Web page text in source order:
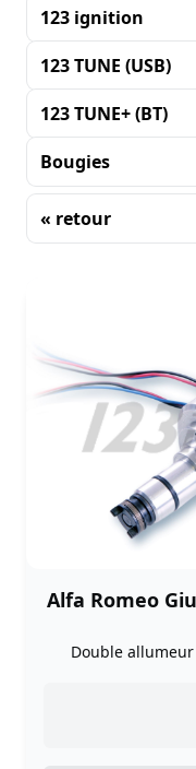
123 ignition
123 TUNE (USB)
123 TUNE+ (BT)
Bougies
« retour
Alfa Romeo
Double